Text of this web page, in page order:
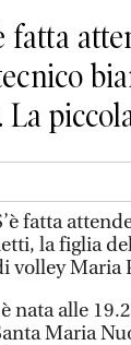
fatta
fatta
la figlia
volley Maria
nata alle
Maria